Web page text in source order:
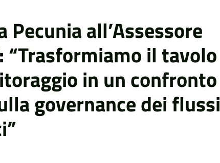
Pecunia all’Assessore
“Trasformiamo il tavolo
in un confronto
governance dei flussi